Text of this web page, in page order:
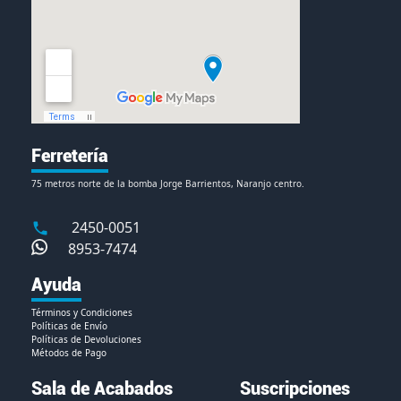
Ferretería
75 metros norte de la bomba Jorge Barrientos, Naranjo centro.
2450-0051
8953-7474
Ayuda
Términos y Condiciones
Políticas de Envío
Políticas de Devoluciones
Métodos de Pago
Sala de Acabados Suscripciones